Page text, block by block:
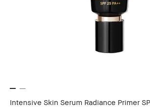
Intensive Skin Serum Radiance Primer